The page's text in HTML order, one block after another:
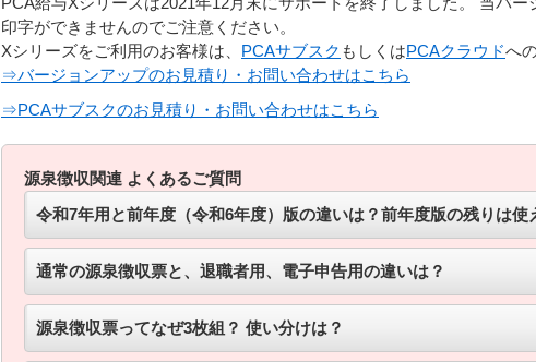
印字ができませんのでご注意ください。
Xシリーズをご利用のお客様は、 PCAサブスク もしくはPCAクラウドへ
⇒バージョンアップのお見積り・お問い合わせはこちら
⇒PCAサブスクのお見積り・お問い合わせはこちら
源泉徴収関連 よくあるご質問
令和7年用と前年度（令和6年度）版の違いは？前年度版の残りは使
通常の源泉徴収票と、退職者用、電子申告用の違いは？
源泉徴収票ってなぜ3枚組？ 使い分けは？